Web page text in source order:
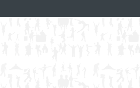
to